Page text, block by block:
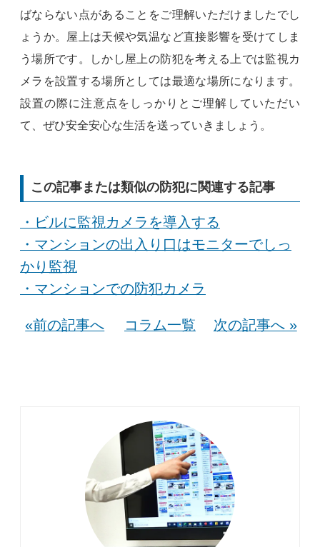
ばならない点があることをご理解いただけましたでし
ょうか。屋上は天候や気温など直接影響を受けてしま
う場所です。しかし屋上の防犯を考える上では監視カ
メラを設置する場所としては最適な場所になります。
設置の際に注意点をしっかりとご理解していただい
て、ぜひ安全安心な生活を送っていきましょう。
この記事または類似の防犯に関連する記事
・ビルに監視カメラを導入する
・マンションの出入り口はモニターでしっ
かり監視
・マンションでの防犯カメラ
«前の記事へ コラム一覧 次の記事へ »